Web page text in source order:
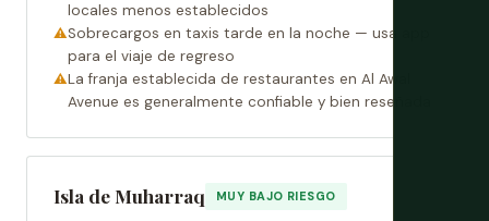
locales menos establecidos
Sobrecargos en taxis tarde en la noche — usa app
para el viaje de regreso
La franja establecida de restaurantes en Al Awal
Avenue es generalmente confiable y bien reseñada
Isla de Muharraq MUY BAJO RIESGO